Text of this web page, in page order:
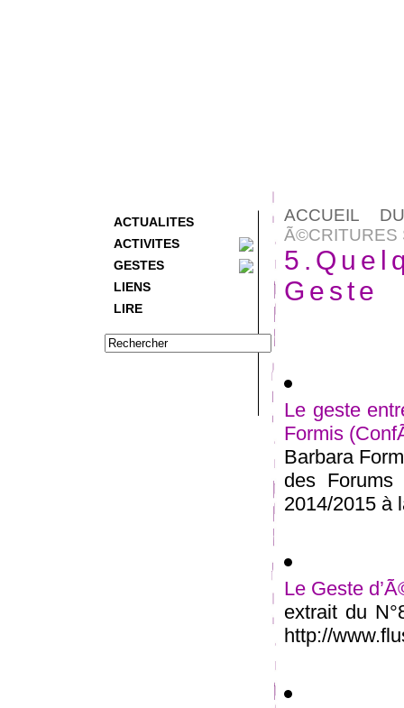
ACTUALITES
ACTIVITES
GESTES
LIENS
LIRE
ACCUEIL
Ã©CRITURES
Geste
Le geste
Formis
Barbara
des
2014/2015 à
Le Geste
extrait du
http://